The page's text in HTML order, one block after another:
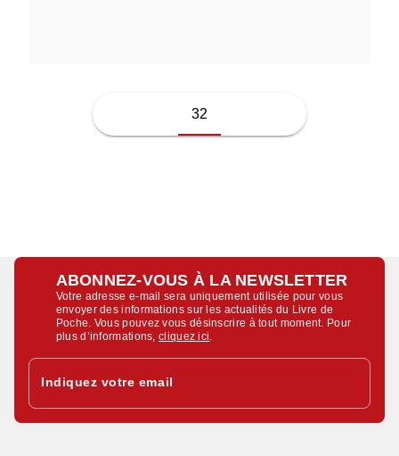
32
ABONNEZ-VOUS À LA NEWSLETTER
Votre adresse e-mail sera uniquement utilisée pour vous
envoyer des informations sur les actualités du Livre de
Poche. Vous pouvez vous désinscrire à tout moment. Pour
plus d’informations,cliquez ici
Indiquez votre email